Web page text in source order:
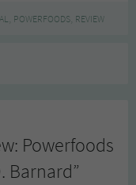
, POWERFOODS, REVIEW
Powerfoods
Barnard”